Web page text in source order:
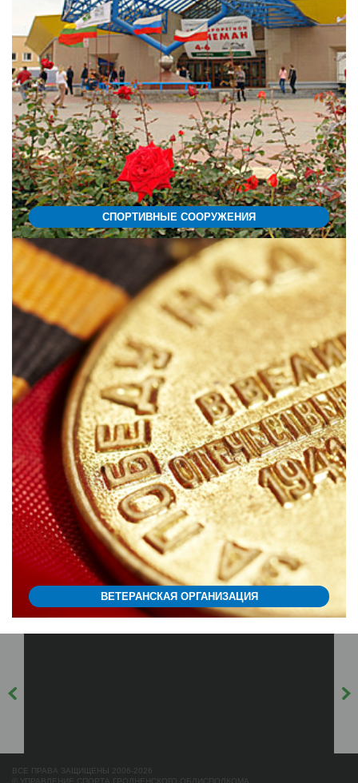
СПОРТИВНЫЕ СООРУЖЕНИЯ
ВЕТЕРАНСКАЯ ОРГАНИЗАЦИЯ
ВСЕ ПРАВА ЗАЩИЩЕНЫ 2006-2026
© УПРАВЛЕНИЕ СПОРТА ГРОДНЕНСКОГО ОБЛИСПОЛКОМА